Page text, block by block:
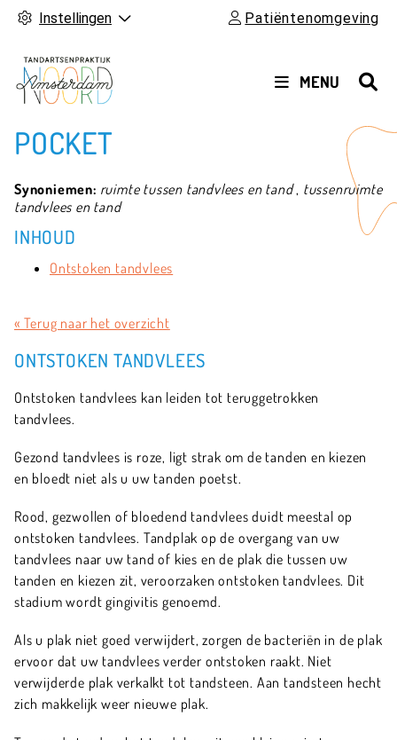
Instellingen Patiëntenomgeving
MENU
POCKET
Synoniemen: ruimte tussen tandvlees en tand, tussenruimte
tandvlees en tand
INHOUD
Ontstoken tandvlees
« Terug naar het overzicht
ONTSTOKEN TANDVLEES
Ontstoken tandvlees kan leiden tot teruggetrokken
tandvlees.
Gezond tandvlees is roze, ligt strak om de tanden en kiezen
en bloedt niet als u uw tanden poetst.
Rood, gezwollen of bloedend tandvlees duidt meestal op
ontstoken tandvlees. Tandplak op de overgang van uw
tandvlees naar uw tand of kies en de plak die tussen uw
tanden en kiezen zit, veroorzaken ontstoken tandvlees. Dit
stadium wordt gingivitis genoemd.
Als u plak niet goed verwijdert, zorgen de bacteriën in de plak
ervoor dat uw tandvlees verder ontstoken raakt. Niet
verwijderde plak verkalkt tot tandsteen. Aan tandsteen hecht
zich makkelijk weer nieuwe plak.